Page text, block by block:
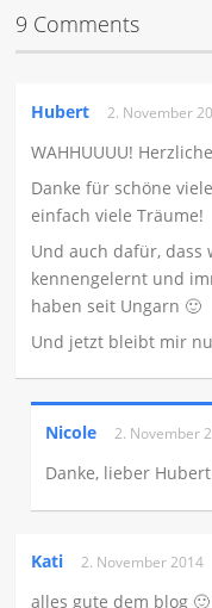
9 Comments
Hubert 2. November
WAHHUUUU!
Danke für schöne
einfach viele Träume!
Und auch dafür, dass
kennengelernt und
haben seit Ungarn 🙂
Und jetzt bleibt mir
Nicole 2. November
Danke, lieber
Kati 2. November 2014
alles gute dem blog